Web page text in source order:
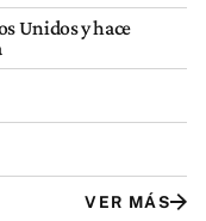
Unidos y hace
VER MÁS